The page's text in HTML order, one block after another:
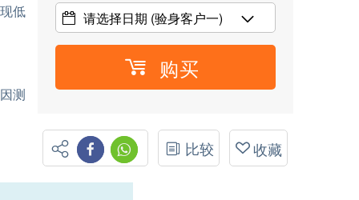
低
测
请选择日期 (验身客户一)
购买
比较 收藏